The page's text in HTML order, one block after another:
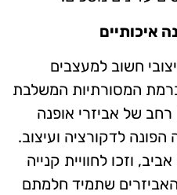
איכותיים
חשוב למעצבים
המסורתיות המשלבת
רחב של אביזרי אופנה
לדקורציה ועיצוב.
הרצל 85 בתל אביב, וזכו לחוויית קנייה
שתמיד חלמתם